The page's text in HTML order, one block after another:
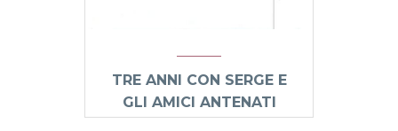
TRE ANNI CON SERGE E
GLI AMICI ANTENATI